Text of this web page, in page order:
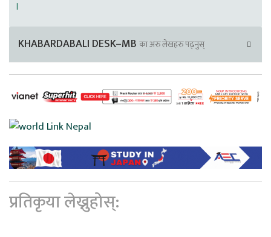
।
KHABARDABALI DESK–MB का अरु लेखहरु पढ्नुस्
प्रतिकृया लेख्नुहोस्: